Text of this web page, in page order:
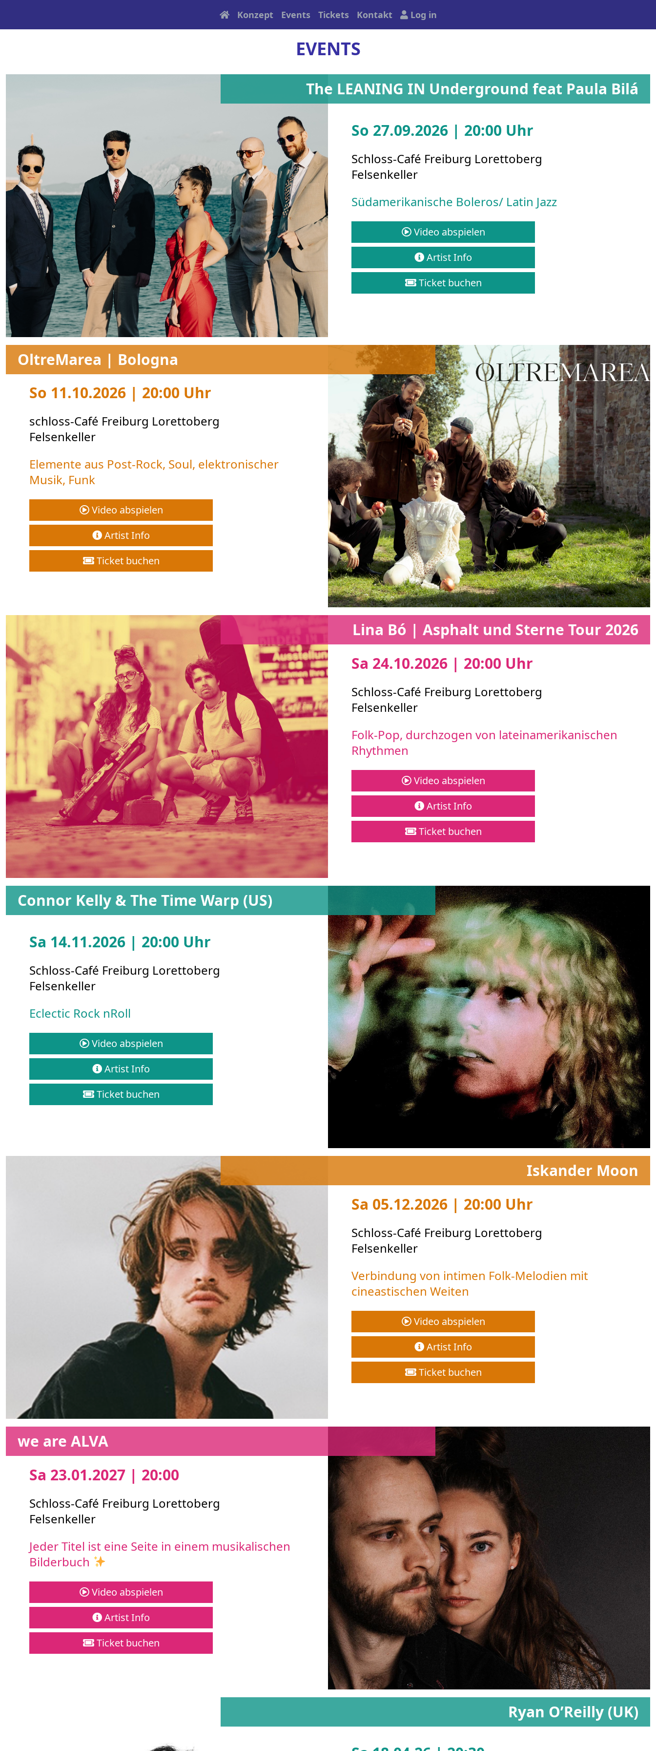
(current)
Konzept(current)
Events Tickets Kontakt Log in
EVENTS
The LEANING IN Underground feat Paula Bilá
So 27.09.2026 | 20:00 Uhr
Schloss-Café Freiburg Lorettoberg
Felsenkeller
Südamerikanische Boleros/ Latin Jazz
Video abspielen
Artist Info
Ticket buchen
OltreMarea | Bologna
So 11.10.2026 | 20:00 Uhr
schloss-Café Freiburg Lorettoberg
Felsenkeller
Elemente aus Post-Rock, Soul, elektronischer
Musik, Funk
Video abspielen
Artist Info
Ticket buchen
Lina Bó | Asphalt und Sterne Tour 2026
Sa 24.10.2026 | 20:00 Uhr
Schloss-Café Freiburg Lorettoberg
Felsenkeller
Folk-Pop, durchzogen von lateinamerikanischen
Rhythmen
Video abspielen
Artist Info
Ticket buchen
Connor Kelly & The Time Warp (US)
Sa 14.11.2026 | 20:00 Uhr
Schloss-Café Freiburg Lorettoberg
Felsenkeller
Eclectic Rock nRoll
Video abspielen
Artist Info
Ticket buchen
Iskander Moon
Sa 05.12.2026 | 20:00 Uhr
Schloss-Café Freiburg Lorettoberg
Felsenkeller
Verbindung von intimen Folk-Melodien mit
cineastischen Weiten
Video abspielen
Artist Info
Ticket buchen
we are ALVA
Sa 23.01.2027 | 20:00
Schloss-Café Freiburg Lorettoberg
Felsenkeller
Jeder Titel ist eine Seite in einem musikalischen
Bilderbuch
Video abspielen
Artist Info
Ticket buchen
Ryan O’Reilly (UK)